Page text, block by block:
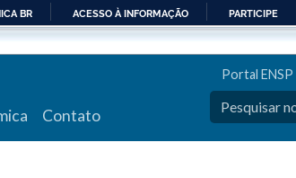
PARA
BR ACESSO À INFORMAÇÃO PARTICIPE
Contato
Portal ENSP